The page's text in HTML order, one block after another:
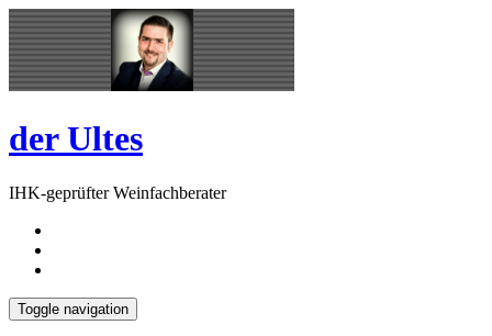
Skip
to
content
Open
Sidebar
der Ultes
IHK-geprüfter Weinfachberater
Toggle navigation